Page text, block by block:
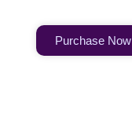
Purchase Now